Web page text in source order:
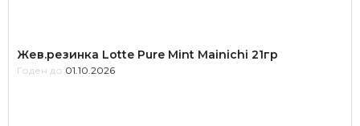
Жев.резинка Lotte Pure Mint Mainichi 21гр
Годен до: 01.10.2026